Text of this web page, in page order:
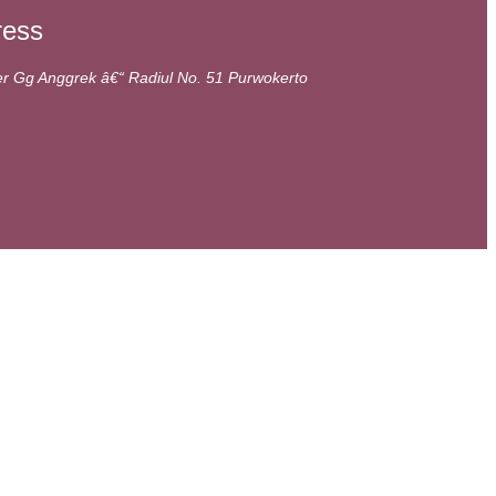
Gg Anggrek â€“ Radiul No. 51 Purwokerto